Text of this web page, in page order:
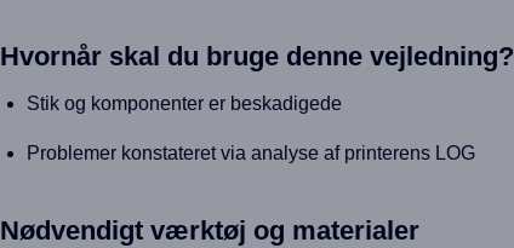
Hvornår skal du bruge denne vejledning?
Stik og komponenter er beskadigede
Problemer konstateret via analyse af printerens LOG
Nødvendigt værktøj og materialer